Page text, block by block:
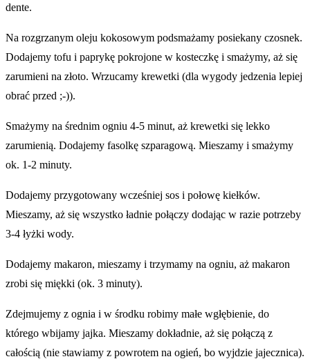
dente.
Na rozgrzanym oleju kokosowym podsmażamy posiekany czosnek.
Dodajemy tofu i paprykę pokrojone w kosteczkę i smażymy, aż się
zarumieni na złoto. Wrzucamy krewetki (dla wygody jedzenia lepiej
obrać przed ;-)).
Smażymy na średnim ogniu 4-5 minut, aż krewetki się lekko
zarumienią. Dodajemy fasolkę szparagową. Mieszamy i smażymy
ok. 1-2 minuty.
Dodajemy przygotowany wcześniej sos i połowę kiełków.
Mieszamy, aż się wszystko ładnie połączy dodając w razie potrzeby
3-4 łyżki wody.
Dodajemy makaron, mieszamy i trzymamy na ogniu, aż makaron
zrobi się miękki (ok. 3 minuty).
Zdejmujemy z ognia i w środku robimy małe wgłębienie, do
którego wbijamy jajka. Mieszamy dokładnie, aż się połączą z
całością (nie stawiamy z powrotem na ogień, bo wyjdzie jajecznica).